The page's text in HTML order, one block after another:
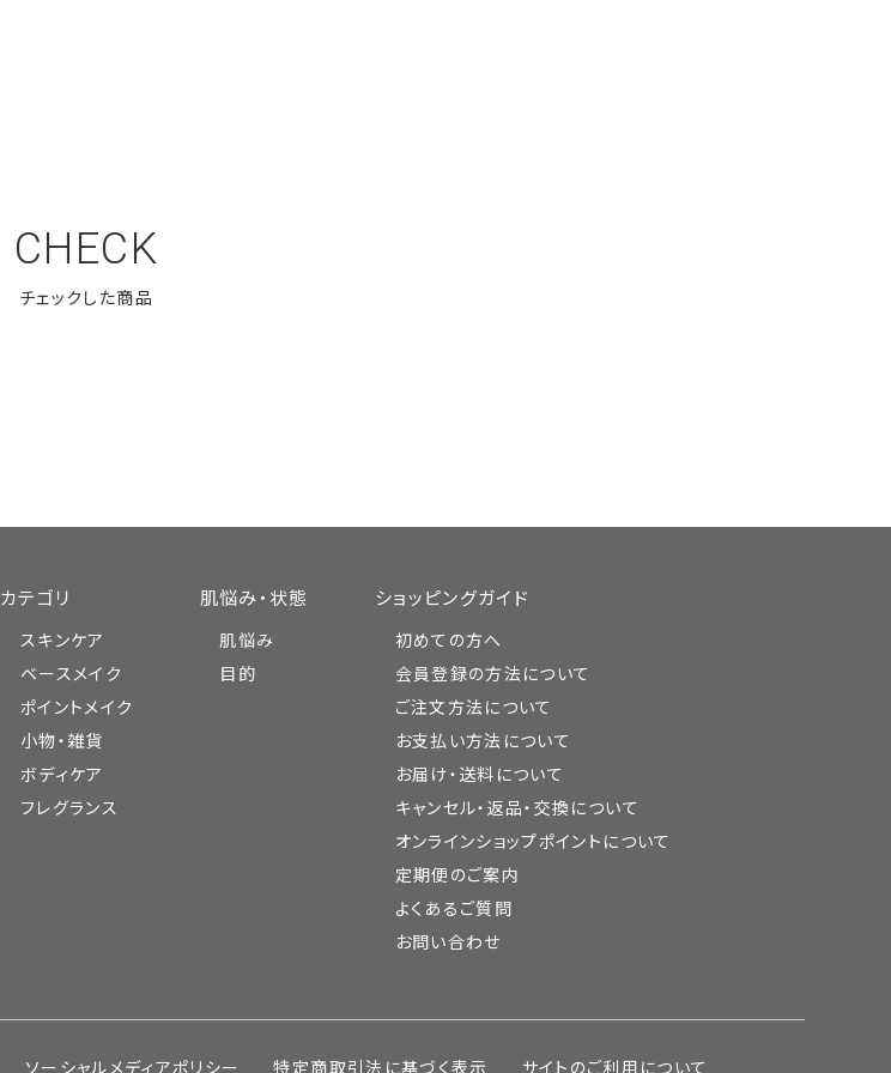
CHECK
カテゴリ
スキンケア
ベースメイク
ポイントメイク
小物・雑貨
ボディケア
フレグランス
肌悩み・状態
肌悩み
目的
ショッピングガイド
初めての方へ
会員登録の方法について
ご注文方法について
お支払い方法について
お届け・送料について
キャンセル・返品・交換について
オンラインショップポイントについて
定期便のご案内
よくあるご質問
お問い合わせ
ソーシャルメディアポリシー 特定商取引法に基づく表示 サイトのご利用について